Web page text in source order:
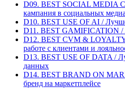
D09. BEST SOCIAL MEDIA
кампания в социальных медиа
D10. BEST USE OF AI /
D11. BEST GAMIFICATION
D12. BEST CVM &
работе с клиентами и
D13. BEST USE OF DATA /
данных
D14. BEST BRAND ON
бренд на маркетплейсе